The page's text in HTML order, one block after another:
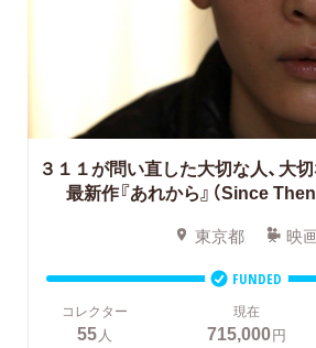
３１１が問い直した大切な人、大
最新作『あれから』（Since
東京都 映
FUNDED
コレクター
55人
現在
715,000円